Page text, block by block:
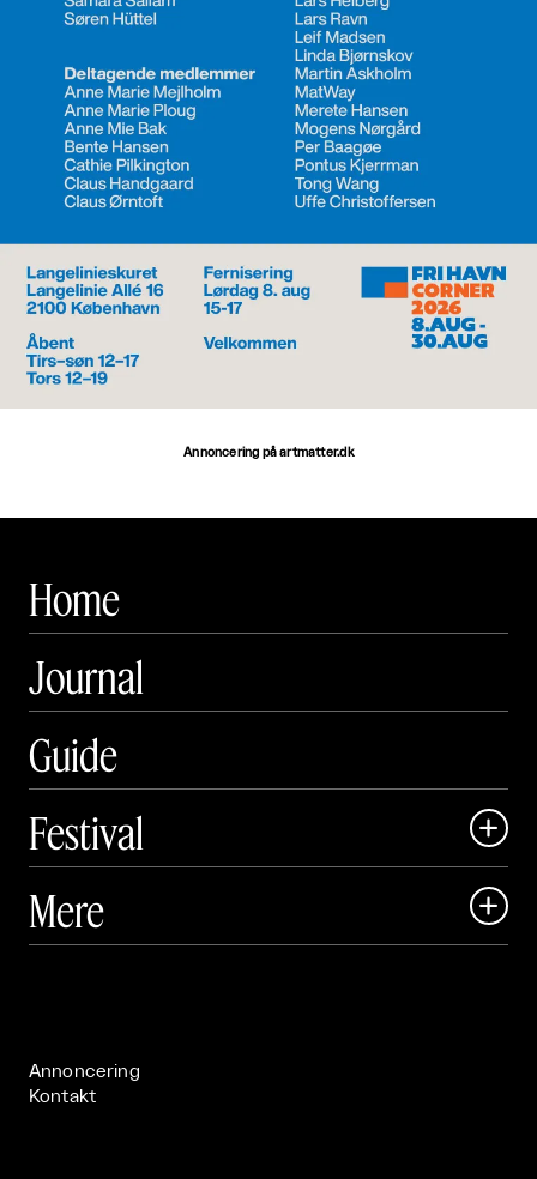
Annoncering på artmatter.dk
Home
Journal
Guide
Festival

 Art Matter Festival
Mere 
Annoncering
Kontakt